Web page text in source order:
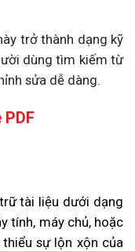
trở thành dạng kỹ
dùng tìm kiếm từ
sửa dễ dàng.
tài liệu dưới dạng
tính, máy chủ, hoặc
sự lộn xộn của